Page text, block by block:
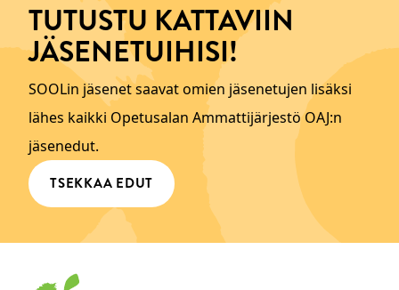
TUTUSTU KATTAVIIN
JÄSENETUIHISI!
SOOLin jäsenet saavat omien jäsenetujen lisäksi
lähes kaikki Opetusalan Ammattijärjestö OAJ:n
jäsenedut.
TSEKKAA EDUT